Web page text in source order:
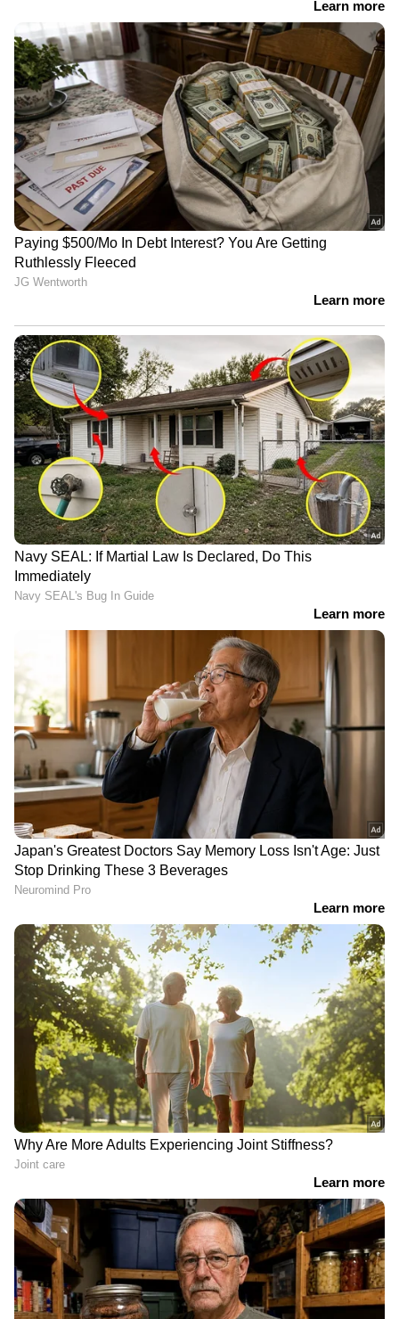
ഭ്രമയുഗം ബോക്സ് ഓഫീസില്‍ മികച്ച പ്രകടനം
കാഴ്ചവച്ചു. ഒടുവില്‍ 50 കോടി ക്ലബ്ബിലും
ഭ്രമയുഗം ഇടംപിടിച്ചിരുന്നു.
ആദ്യപടം 79 കോടി ! മഞ്ഞുമ്മൽ ഔട്ട്, ഇന്‍
ആയി മറ്റ് 2 സിനിമകൾ; പിന്തള്ളപ്പെട്ട്
ഭ്രമയു​ഗം, ആദ്യ 10ൽ 'വാലിബനും'